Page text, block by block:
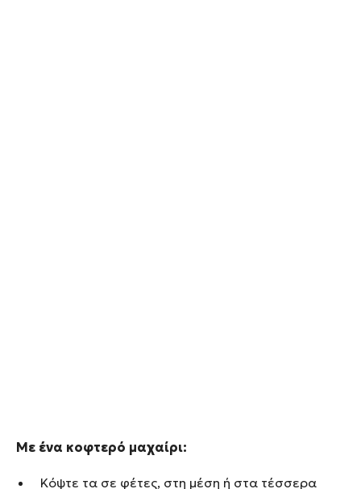
Με ένα κοφτερό μαχαίρι:
Κόψτε τα σε φέτες, στη μέση ή στα τέσσερα